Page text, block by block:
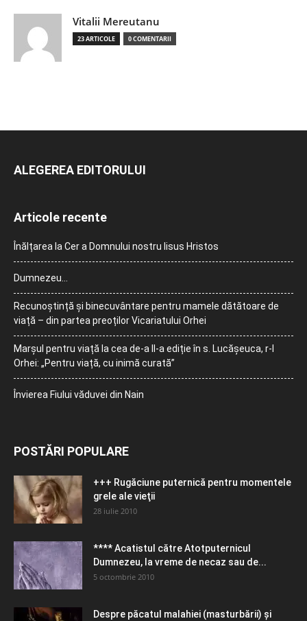
Vitalii Mereutanu
23 ARTICOLE 0 COMENTARII
ALEGEREA EDITORULUI
Articole recente
Înălțarea la Cer a Domnului nostru Iisus Hristos
Dumnezeu…
Recunoștință și binecuvântare pentru mamele dătătoare de
viață – din partea preoților Vicariatului Orhei
Marșul pentru viață la cea de-a II-a ediție în s. Lucășeuca, r-l
Orhei: „Pentru viață, cu inimă curată”
Învierea Fiului văduvei din Nain
POSTĂRI POPULARE
+++ Rugăciune puternică pentru momentele
grele ale vieţii
28 iulie 2010
**** Acatistul către Atotputernicul
Dumnezeu, la vreme de necaz sau de...
5 octombrie 2010
Despre păcatul malahiei (masturbării) şi